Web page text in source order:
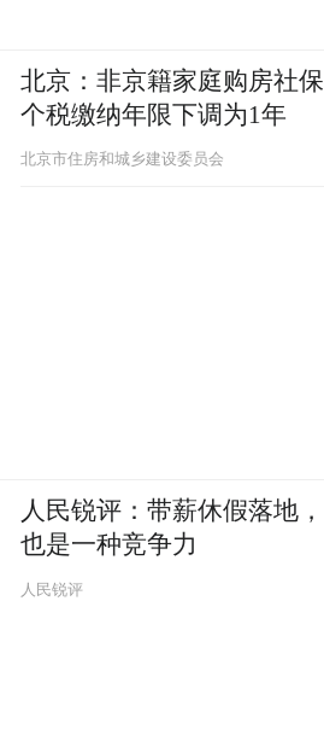
北京：非京籍家庭购房社保
个税缴纳年限下调为1年
北京市住房和城乡建设委员会
人民锐评：带薪休假落地，
也是一种竞争力
人民锐评